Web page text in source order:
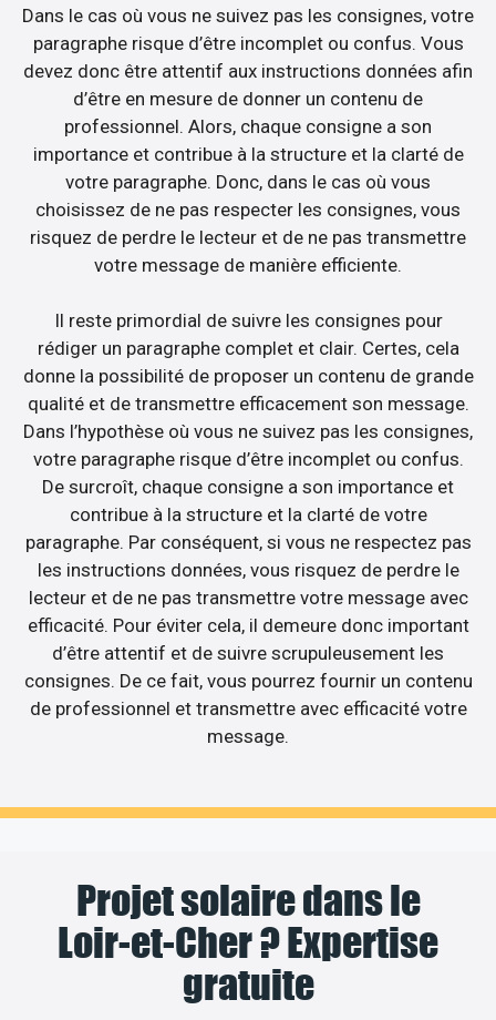
Dans le cas où vous ne suivez pas les consignes, votre
paragraphe risque d’être incomplet ou confus. Vous
devez donc être attentif aux instructions données afin
d’être en mesure de donner un contenu de
professionnel. Alors, chaque consigne a son
importance et contribue à la structure et la clarté de
votre paragraphe. Donc, dans le cas où vous
choisissez de ne pas respecter les consignes, vous
risquez de perdre le lecteur et de ne pas transmettre
votre message de manière efficiente.
Il reste primordial de suivre les consignes pour
rédiger un paragraphe complet et clair. Certes, cela
donne la possibilité de proposer un contenu de grande
qualité et de transmettre efficacement son message.
Dans l’hypothèse où vous ne suivez pas les consignes,
votre paragraphe risque d’être incomplet ou confus.
De surcroît, chaque consigne a son importance et
contribue à la structure et la clarté de votre
paragraphe. Par conséquent, si vous ne respectez pas
les instructions données, vous risquez de perdre le
lecteur et de ne pas transmettre votre message avec
efficacité. Pour éviter cela, il demeure donc important
d’être attentif et de suivre scrupuleusement les
consignes. De ce fait, vous pourrez fournir un contenu
de professionnel et transmettre avec efficacité votre
message.
Projet solaire dans le
Loir-et-Cher ? Expertise
gratuite